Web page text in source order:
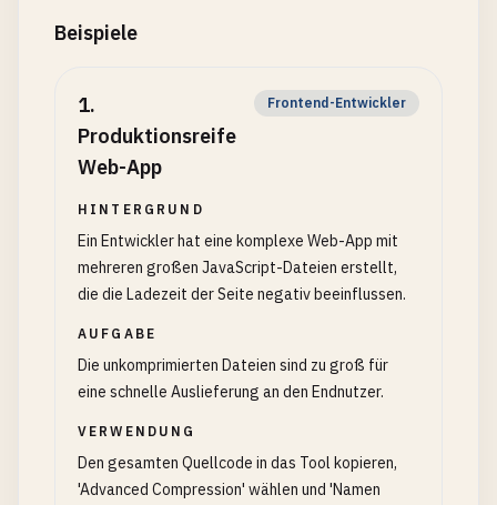
Beispiele
1.
Produktionsreife
Web-App
Frontend-Entwickler
HINTERGRUND
Ein Entwickler hat eine komplexe Web-App mit
mehreren großen JavaScript-Dateien erstellt,
die die Ladezeit der Seite negativ beeinflussen.
AUFGABE
Die unkomprimierten Dateien sind zu groß für
eine schnelle Auslieferung an den Endnutzer.
VERWENDUNG
Den gesamten Quellcode in das Tool kopieren,
'Advanced Compression' wählen und 'Namen